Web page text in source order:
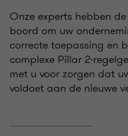
Onze experts hebben
boord om uw
correcte toepassing en
complexe Pillar 2-
met u voor zorgen dat
voldoet aan de nieuwe